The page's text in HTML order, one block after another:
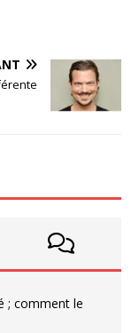
; comment le